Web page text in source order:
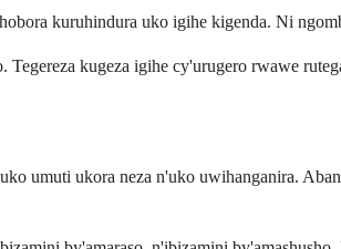
kuruhindura uko igihe kigenda. Ni
kugeza igihe cy'urugero rwawe
umuti ukora neza n'uko uwihanganira.